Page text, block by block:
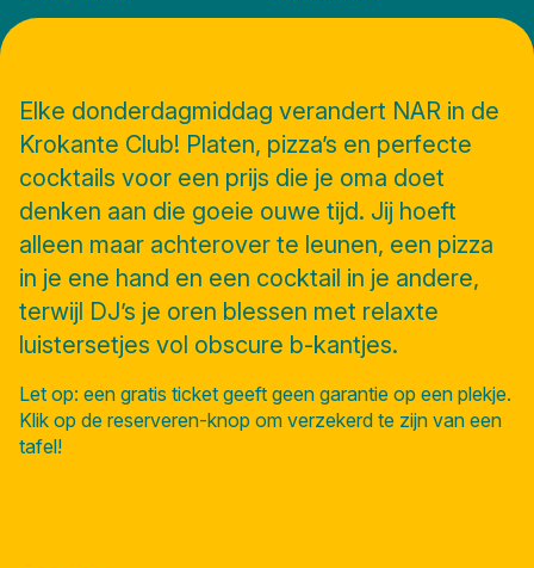
Elke donderdagmiddag verandert NAR in de
Krokante Club! Platen, pizza’s en perfecte
cocktails voor een prijs die je oma doet
denken aan die goeie ouwe tijd. Jij hoeft
alleen maar achterover te leunen, een pizza
in je ene hand en een cocktail in je andere,
terwijl DJ’s je oren blessen met relaxte
luistersetjes vol obscure b-kantjes.
Let op: een gratis ticket geeft geen garantie op een plekje.
Klik op de reserveren-knop om verzekerd te zijn van een
tafel!